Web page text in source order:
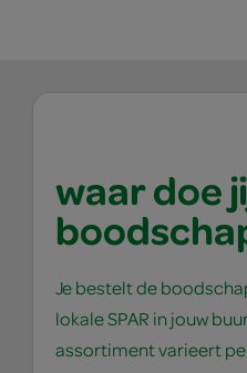
waar doe
Je bestelt de
lokale SPAR in jouw
assortiment varieert